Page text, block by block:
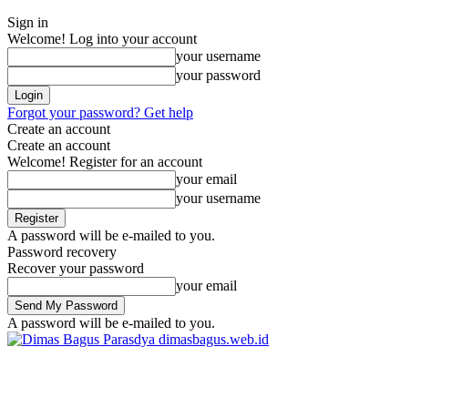
Sign in
Welcome! Log into your account
your username
your password
Forgot your password? Get help
Create an account
Create an account
Welcome! Register for an account
your email
your username
A password will be e-mailed to you.
Password recovery
Recover your password
your email
A password will be e-mailed to you.
dimasbagus.web.id